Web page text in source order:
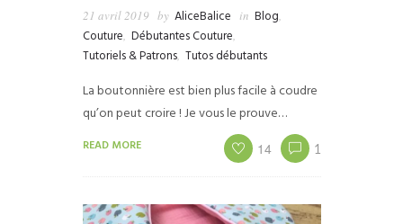
21 avril 2019 by AliceBalice in Blog,
Couture, Débutantes Couture,
Tutoriels & Patrons, Tutos débutants
La boutonnière est bien plus facile à coudre
qu’on peut croire ! Je vous le prouve…
READ MORE 14 1